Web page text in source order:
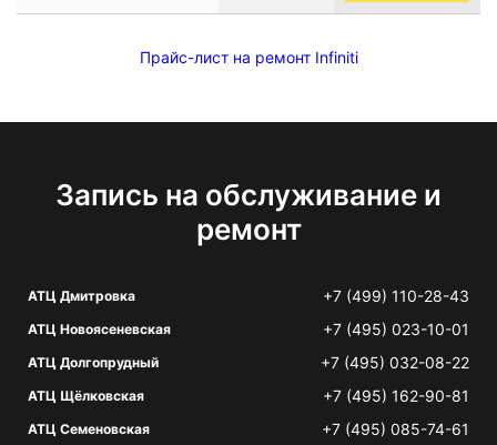
Прайс-лист на ремонт Infiniti
Запись на обслуживание и
ремонт
АТЦ Дмитровка +7 (499) 110-28-43
АТЦ Новоясеневская +7 (495) 023-10-01
АТЦ Долгопрудный +7 (495) 032-08-22
АТЦ Щёлковская +7 (495) 162-90-81
АТЦ Семеновская +7 (495) 085-74-61